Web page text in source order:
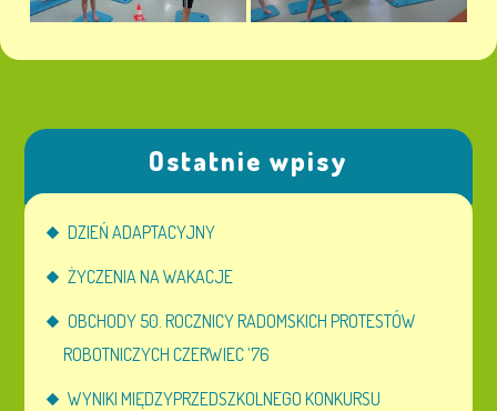
Ostatnie wpisy
DZIEŃ ADAPTACYJNY
ŻYCZENIA NA WAKACJE
OBCHODY 50. ROCZNICY RADOMSKICH PROTESTÓW
ROBOTNICZYCH CZERWIEC ’76
WYNIKI MIĘDZYPRZEDSZKOLNEGO KONKURSU